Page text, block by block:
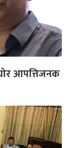
आपत्तिजनक